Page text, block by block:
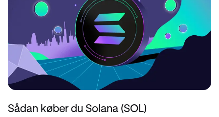
Sådan køber du Solana (SOL)